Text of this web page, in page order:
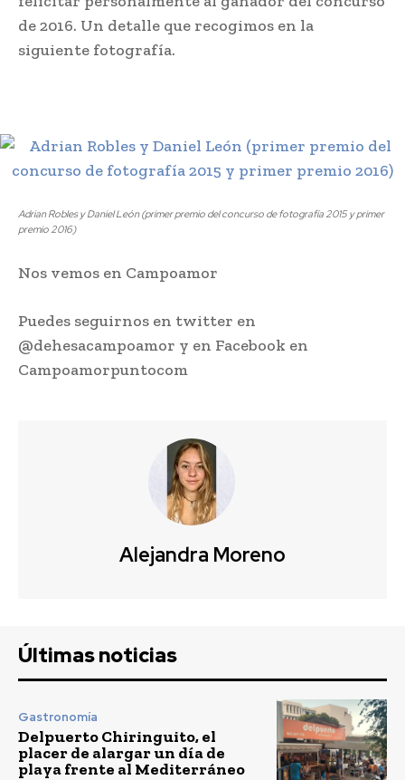
de 2016. Un detalle que recogimos en la
siguiente fotografía.
Adrian Robles y Daniel León (primer premio del concurso de fotografía 2015 y primer
premio 2016)
Nos vemos en Campoamor
Puedes seguirnos en twitter en
@dehesacampoamor y en Facebook en
Campoamorpuntocom
Alejandra Moreno
Últimas noticias
Gastronomía
Delpuerto Chiringuito, el
placer de alargar un día de
playa frente al Mediterráneo